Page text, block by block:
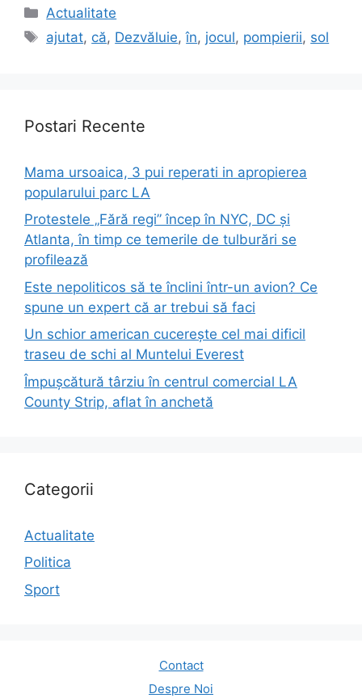
Categories
Actualitate
Tags
ajutat, că, Dezvăluie,în, jocul, pompierii, sol
Postari Recente
Mama ursoaica, 3 pui reperati in apropierea
popularului parc LA
Protestele „Fără regi” încep în NYC, DC și
Atlanta, în timp ce temerile de tulburări se
profilează
Este nepoliticos să te înclini într-un avion? Ce
spune un expert că ar trebui să faci
Un schior american cucerește cel mai dificil
traseu de schi al Muntelui Everest
Împușcătură târziu în centrul comercial LA
County Strip, aflat în anchetă
Categorii
Actualitate
Politica
Sport
Contact
Despre Noi